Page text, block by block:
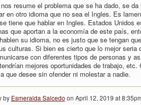
resume el problema que se ha dado, se
en otro idioma que no sea el Ingles. Es
tiene que hablar en Ingles. Estados Unidos
que aportan a la economía de este país,
su idioma, no es justo que se tengan
culturas. Si bien es cierto que lo mejor seria
con diferentes tipos de personas y
mejores oportunidades de trabajo, etc.
que desee sin ofender ni molestar a nadie.
by Esmeralda Salcedo on April 12, 2019 at